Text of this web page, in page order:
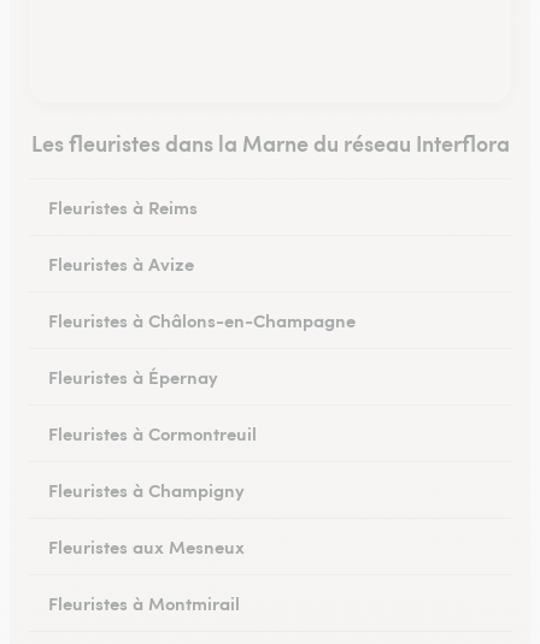
Les fleuristes dans la Marne du réseau Interflora
Fleuristes à Reims
Fleuristes à Avize
Fleuristes à Châlons-en-Champagne
Fleuristes à Épernay
Fleuristes à Cormontreuil
Fleuristes à Champigny
Fleuristes aux Mesneux
Fleuristes à Montmirail